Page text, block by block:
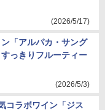
(2026/5/17)
「アルパカ・サング
っきりフルーティー
(2026/5/3)
コラボワイン「ジス